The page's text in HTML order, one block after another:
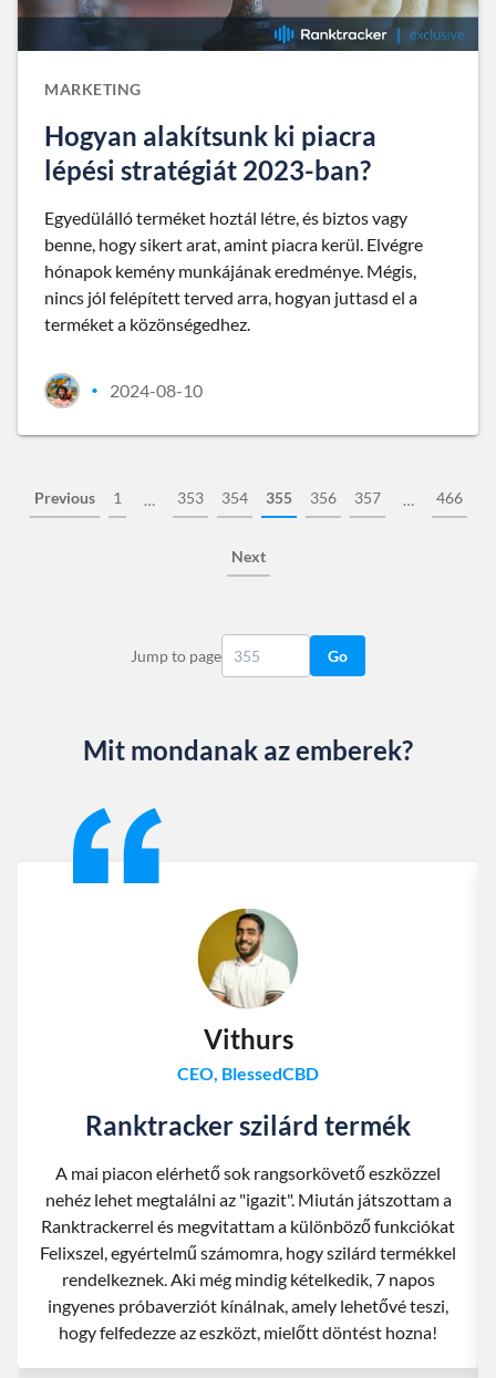
MARKETING
Hogyan alakítsunk ki piacra
lépési stratégiát 2023-ban?
Egyedülálló terméket hoztál létre, és biztos vagy
benne, hogy sikert arat, amint piacra kerül. Elvégre
hónapok kemény munkájának eredménye. Mégis,
nincs jól felépített terved arra, hogyan juttasd el a
terméket a közönségedhez.
• 2024-08-10
Previous 1 … 353 354 355 356 357 … 466
Next
Jump to page Go
Mit mondanak az emberek?
Vithurs
CEO, BlessedCBD
Ranktracker szilárd termék
A mai piacon elérhető sok rangsorkövető eszközzel
nehéz lehet megtalálni az "igazit". Miután játszottam a
Ranktrackerrel és megvitattam a különböző funkciókat
Felixszel, egyértelmű számomra, hogy szilárd termékkel
rendelkeznek. Aki még mindig kételkedik, 7 napos
ingyenes próbaverziót kínálnak, amely lehetővé teszi,
hogy felfedezze az eszközt, mielőtt döntést hozna!